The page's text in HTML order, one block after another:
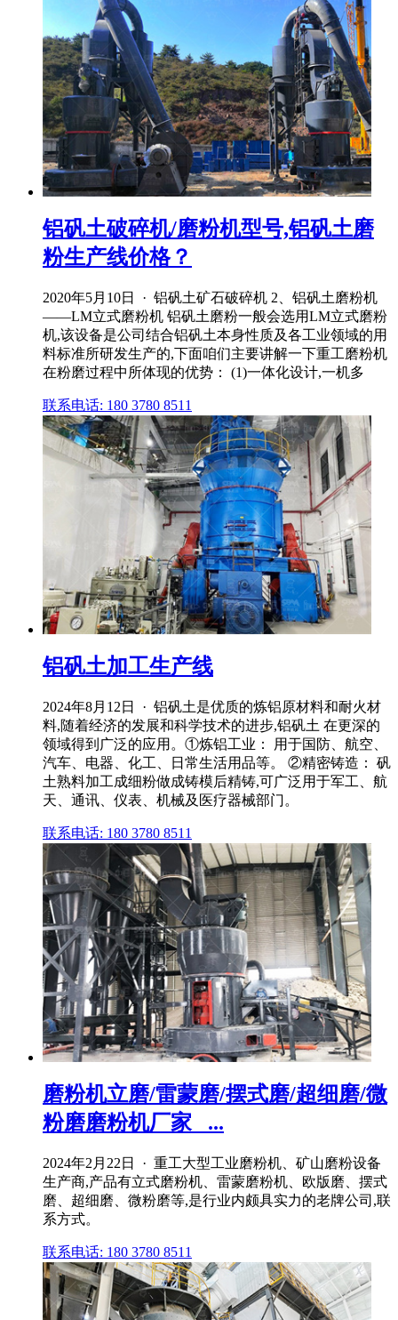
铝矾土破碎机/磨粉机型号,铝矾土磨
粉生产线价格？
2020年5月10日 · 铝矾土矿石破碎机 2、铝矾土磨粉机
——LM立式磨粉机 铝矾土磨粉一般会选用LM立式磨粉
机,该设备是公司结合铝矾土本身性质及各工业领域的用
料标准所研发生产的,下面咱们主要讲解一下重工磨粉机
在粉磨过程中所体现的优势： (1)一体化设计,一机多
联系电话: 180 3780 8511
铝矾土加工生产线
2024年8月12日 · 铝矾土是优质的炼铝原材料和耐火材
料,随着经济的发展和科学技术的进步,铝矾土 在更深的
领域得到广泛的应用。①炼铝工业： 用于国防、航空、
汽车、电器、化工、日常生活用品等。 ②精密铸造： 矾
土熟料加工成细粉做成铸模后精铸,可广泛用于军工、航
天、通讯、仪表、机械及医疗器械部门。
联系电话: 180 3780 8511
磨粉机立磨/雷蒙磨/摆式磨/超细磨/微
粉磨磨粉机厂家_ ...
2024年2月22日 · 重工大型工业磨粉机、矿山磨粉设备
生产商,产品有立式磨粉机、雷蒙磨粉机、欧版磨、摆式
磨、超细磨、微粉磨等,是行业内颇具实力的老牌公司,联
系方式。
联系电话: 180 3780 8511